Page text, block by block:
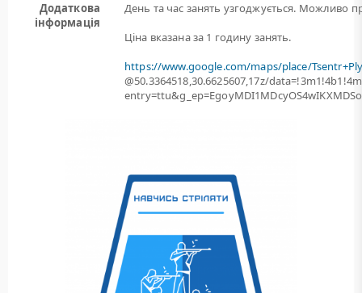
Додаткова
інформація
День та час занять узгоджується. Можливо
Ціна вказана за 1 годину занять.
https://www.google.com/maps/place/
@50.3364518,30.6625607,17z/